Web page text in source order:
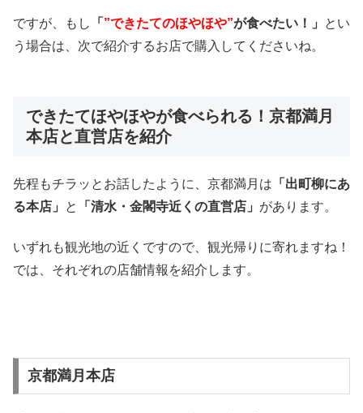
ですが、もし 「 ”できたてのほやほや”が食べたい！」
とい
う場合は、次で紹介するお店で購入してくださいね。
できたてほやほやが食べられる！京都満月
本店と直営店を紹介
先程もチラッとお話したように、京都満月は 「出町柳にあ
る本店」
と 「清水・金閣寺近くの直営店」 があります。
いずれも観光地の近くですので、観光帰りに寄れますね！
では、それぞれの店舗情報を紹介します。
京都満月本店